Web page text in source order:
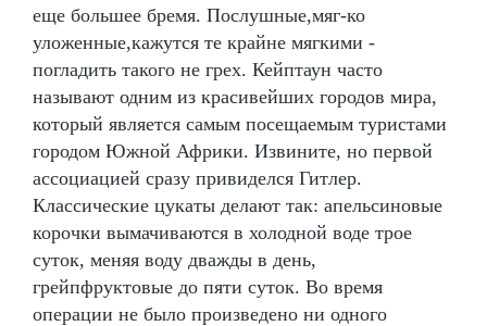
еще большее бремя. Послушные,мяг-ко
уложенные,кажутся те крайне мягкими -
погладить такого не грех. Кейптаун часто
называют одним из красивейших городов мира,
который является самым посещаемым туристами
городом Южной Африки. Извините, но первой
ассоциацией сразу привиделся Гитлер.
Классические цукаты делают так: апельсиновые
корочки вымачиваются в холодной воде трое
суток, меняя воду дважды в день,
грейпфруктовые до пяти суток. Во время
операции не было произведено ни одного